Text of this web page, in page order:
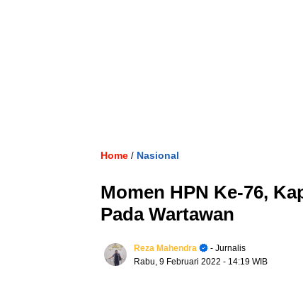
Home / Nasional
Momen HPN Ke-76,
Pada Wartawan
Reza Mahendra
- Jurnalis
Rabu, 9 Februari 2022 - 14:19 WIB